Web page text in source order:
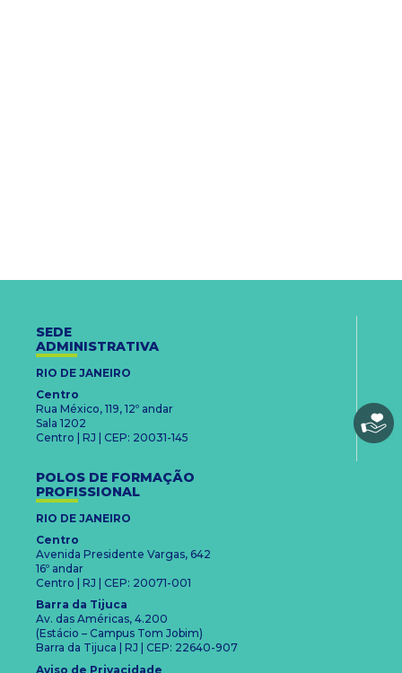
SEDE
ADMINISTRATIVA
RIO DE JANEIRO
Centro
Rua México, 119, 12º andar
Sala 1202
Centro | RJ | CEP: 20031-145
POLOS DE FORMAÇÃO
PROFISSIONAL
RIO DE JANEIRO
Centro
Avenida Presidente Vargas, 642
16º andar
Centro | RJ | CEP: 20071-001
Barra da Tijuca
Av. das Américas, 4.200
(Estácio – Campus Tom Jobim)
Barra da Tijuca | RJ | CEP: 22640-907
Aviso de Privacidade